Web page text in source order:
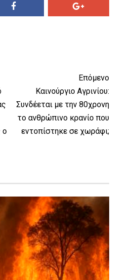
ο
Επόμενο
Καινούργιο Αγρινίου:
Συνδέεται με την 80χρονη
το ανθρώπινο κρανίο που
εντοπίστηκε σε χωράφι;